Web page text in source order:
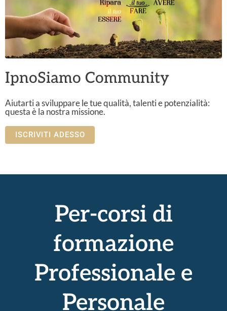
IpnoSiamo Community
Aiutarti a sviluppare le tue qualità, talenti e potenzialità:
questa è la nostra missione.
ISCRIVITI ADESSO
Per-corsi di
formazione
Professionale e
Personale